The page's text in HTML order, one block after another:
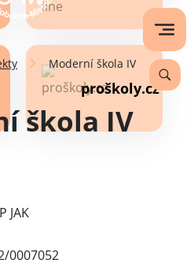
proškoly.cz
Moderní škola IV
škola IV
JAK
0007052